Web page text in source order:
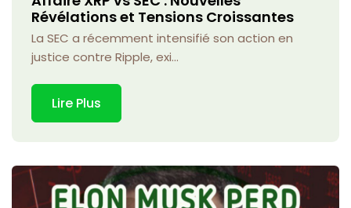
Révélations et Tensions Croissantes
La SEC a récemment intensifié son action en
justice contre Ripple, exi...
Lire Plus